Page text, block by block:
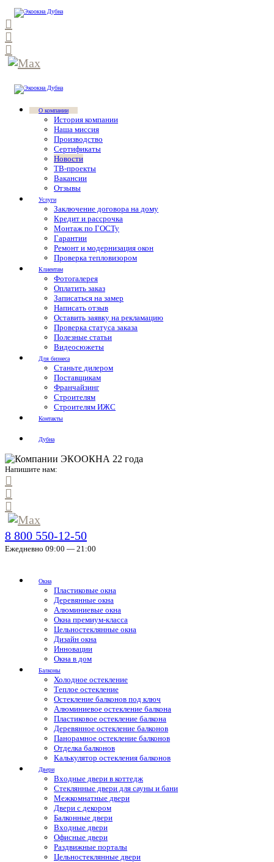
О компании
История компании
Наша миссия
Производство
Сертификаты
Новости
ТВ-проекты
Вакансии
Отзывы
Услуги
Заключение договора на дому
Кредит и рассрочка
Монтаж по ГОСТу
Гарантии
Ремонт и модернизация окон
Проверка тепловизором
Клиентам
Фотогалерея
Оплатить заказ
Записаться на замер
Написать отзыв
Оставить заявку на рекламацию
Проверка статуса заказа
Полезные статьи
Видеосюжеты
Для бизнеса
Станьте дилером
Поставщикам
Франчайзинг
Строителям
Строителям ИЖС
Контакты
Дубна
Напишите нам:
8 800 550-12-50
Ежедневно 09:00 — 21:00
Окна
Пластиковые окна
Деревянные окна
Алюминиевые окна
Окна премиум-класса
Цельностеклянные окна
Дизайн окна
Инновации
Окна в дом
Балконы
Холодное остекление
Теплое остекление
Остекление балконов под ключ
Алюминиевое остекление балкона
Пластиковое остекление балкона
Деревянное остекление балконов
Панорамное остекление балконов
Отделка балконов
Калькулятор остекления балконов
Двери
Входные двери в коттедж
Стеклянные двери для сауны и бани
Межкомнатные двери
Двери с декором
Балконные двери
Входные двери
Офисные двери
Раздвижные порталы
Цельностеклянные двери